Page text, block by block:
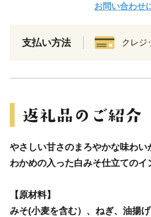
お問い合わせ
支払い方法 クレジ
やさしい甘さのまろやかな味わい
わかめの入った白みそ仕立てのイ
【原材料】
みそ(小麦を含む）、ねぎ、油揚